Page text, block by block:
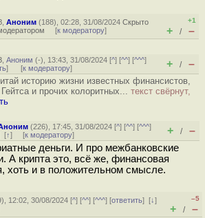
,Аноним (188), 02:28, 31/08/2024Скрыто
[к модератору]
+1
+ / –
,Аноним (-), 13:43, 31/08/2024 [^] [^^] [^^^]
] [к модератору] + / –
историю жизни известных финансистов,
и прочих колоритных... текст свёрнут,
(226), 17:45, 31/08/2024 [^] [^^] [^^^]
[↑] [к модератору] + / –
деньги. И про межбанковские
А крипта это, всё же, финансовая
хоть и в положительном смысле.
), 12:02, 30/08/2024 [^] [^^] [^^^] [ответить][↓]
–5
+ / –